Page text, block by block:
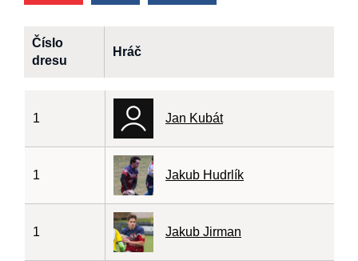
Číslo
dresu
Hráč
1 Jan Kubát
1 Jakub Hudrlík
1 Jakub Jirman